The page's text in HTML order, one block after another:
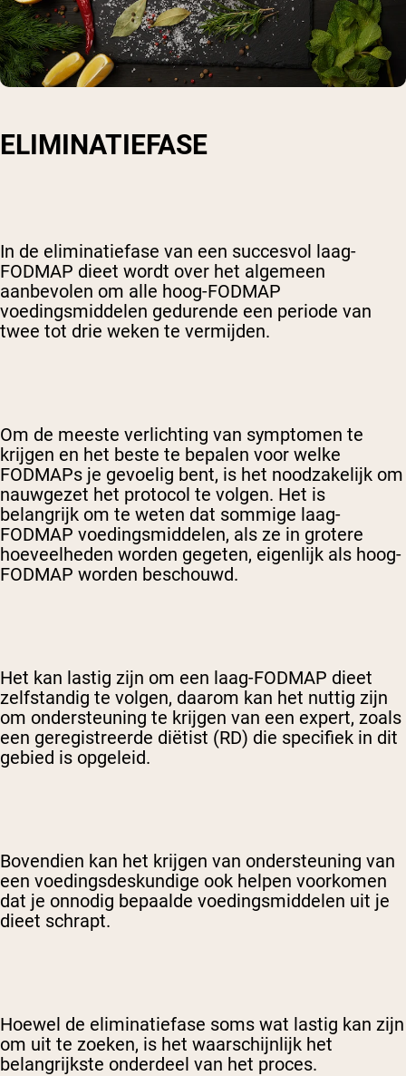
ELIMINATIEFASE
In de eliminatiefase van een succesvol laag-
FODMAP dieet wordt over het algemeen
aanbevolen om alle hoog-FODMAP
voedingsmiddelen gedurende een periode van
twee tot drie weken te vermijden.
Om de meeste verlichting van symptomen te
krijgen en het beste te bepalen voor welke
FODMAPs je gevoelig bent, is het noodzakelijk om
nauwgezet het protocol te volgen. Het is
belangrijk om te weten dat sommige laag-
FODMAP voedingsmiddelen, als ze in grotere
hoeveelheden worden gegeten, eigenlijk als hoog-
FODMAP worden beschouwd.
Het kan lastig zijn om een laag-FODMAP dieet
zelfstandig te volgen, daarom kan het nuttig zijn
om ondersteuning te krijgen van een expert, zoals
een geregistreerde diëtist (RD) die specifiek in dit
gebied is opgeleid.
Bovendien kan het krijgen van ondersteuning van
een voedingsdeskundige ook helpen voorkomen
dat je onnodig bepaalde voedingsmiddelen uit je
dieet schrapt.
Hoewel de eliminatiefase soms wat lastig kan zijn
om uit te zoeken, is het waarschijnlijk het
belangrijkste onderdeel van het proces.